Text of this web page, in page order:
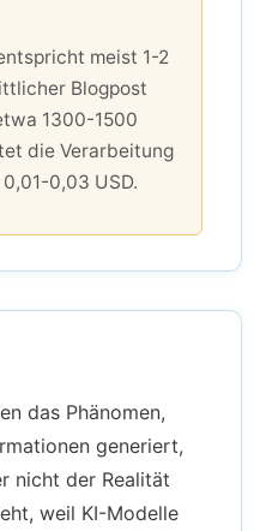
meist 1-2
Blogpost
1300-1500
die Verarbeitung
0,03 USD.
das Phänomen,
generiert,
nicht der Realität
weil KI-Modelle